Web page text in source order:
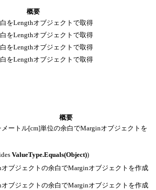
概要
をLengthオブジェクトで取得
をLengthオブジェクトで取得
をLengthオブジェクトで取得
白をLengthオブジェクトで取得
概要
メートル[cm]単位の余白でMarginオブジェクトを
ValueType.Equals(Object))
オブジェクトの余白でMarginオブジェクトを作成
オブジェクトの余白でMarginオブジェクトを作成